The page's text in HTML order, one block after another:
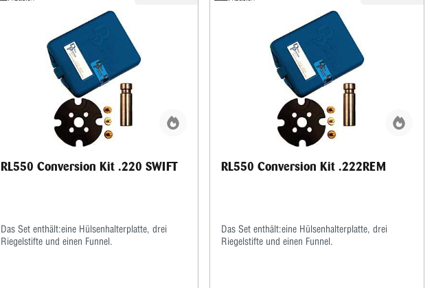
RL550 Conversion Kit .220 SWIFT
Das Set enthält:eine Hülsenhalterplatte, drei
Riegelstifte und einen Funnel.
RL550 Conversion Kit .222REM
Das Set enthält:eine Hülsenhalterplatte, drei
Riegelstifte und einen Funnel.